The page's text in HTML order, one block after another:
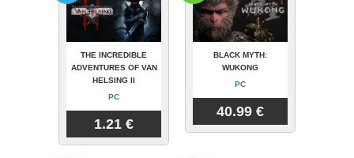
THE INCREDIBLE
ADVENTURES OF VAN
HELSING II
PC
1.21 €
BLACK MYTH:
WUKONG
PC
40.99 €